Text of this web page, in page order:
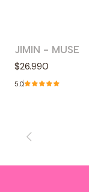
Agotado
JIMIN - MUSE
$26.990
5.0